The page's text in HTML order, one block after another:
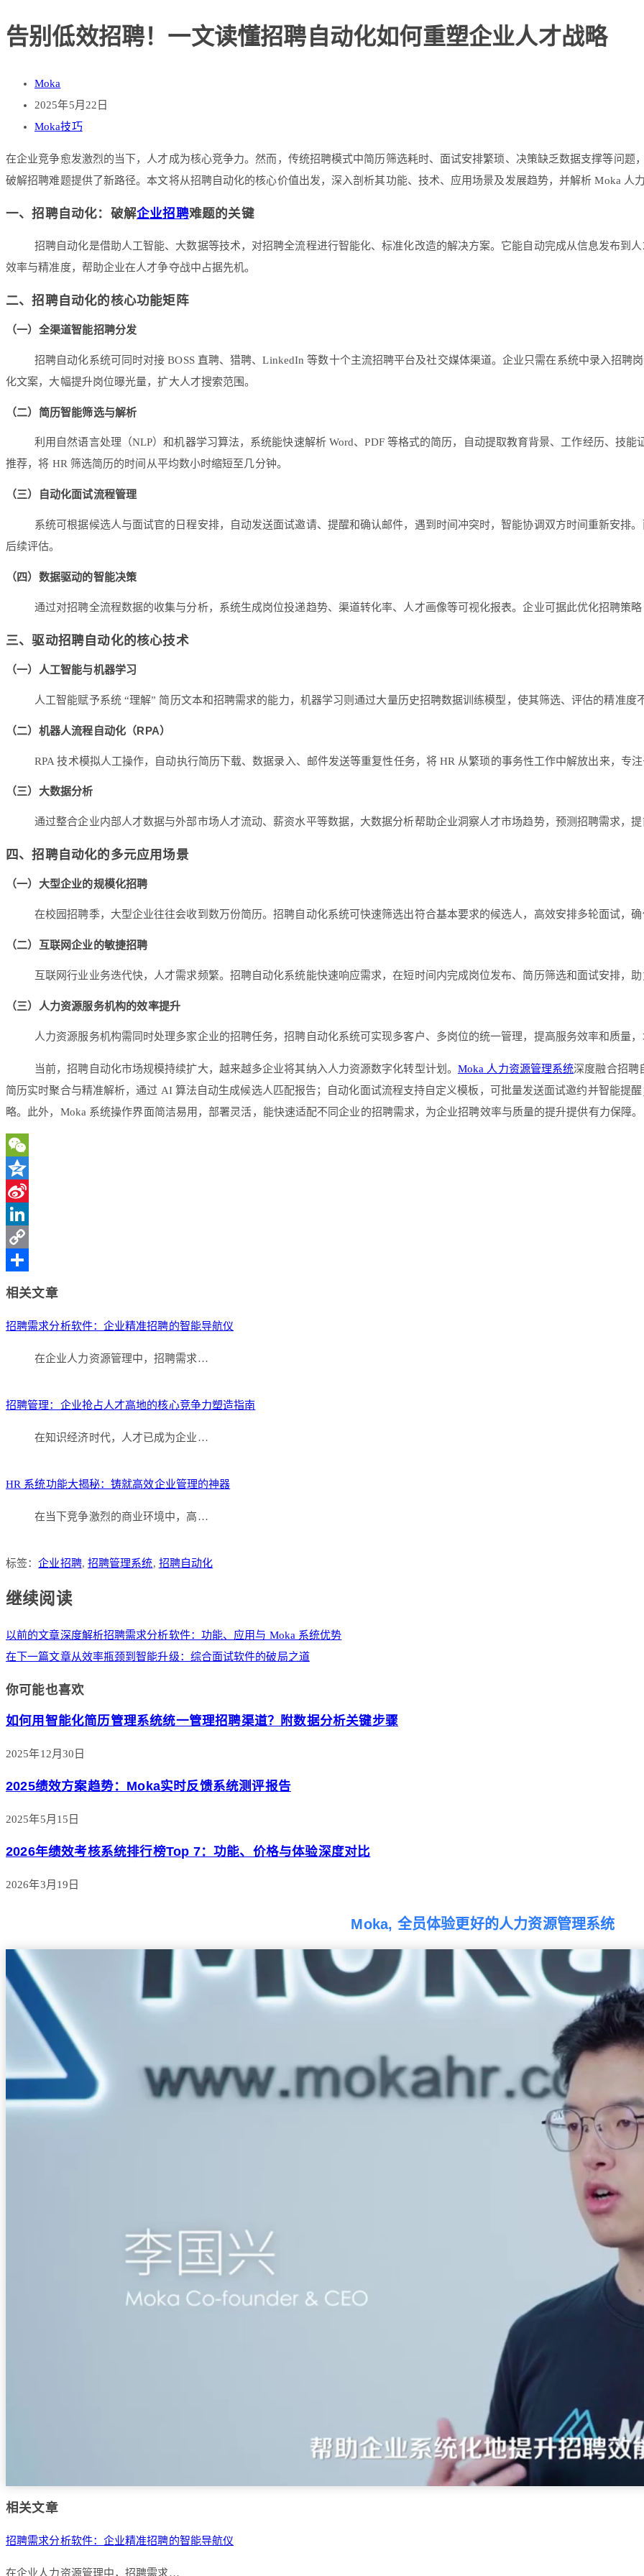
告别低效招聘！一文读懂招聘自动化如何重塑企业人才战略
Moka
2025年5月22日
Moka技巧
在企业竞争愈发激烈的当下，人才成为核心竞争力。然而，传统招聘模式中简历筛选耗时、面试安排繁琐、决策缺乏数据支撑等问题
破解招聘难题提供了新路径。本文将从招聘自动化的核心价值出发，深入剖析其功能、技术、应用场景及发展趋势，并解析 Moka 人
一、招聘自动化：破解企业招聘难题的关键
招聘自动化是借助人工智能、大数据等技术，对招聘全流程进行智能化、标准化改造的解决方案。它能自动完成从信息发布到
效率与精准度，帮助企业在人才争夺战中占据先机。
二、招聘自动化的核心功能矩阵
（一）全渠道智能招聘分发
招聘自动化系统可同时对接 BOSS 直聘、猎聘、LinkedIn 等数十个主流招聘平台及社交媒体渠道。企业只需在系统中录入招聘
化文案，大幅提升岗位曝光量，扩大人才搜索范围。
（二）简历智能筛选与解析
利用自然语言处理（NLP）和机器学习算法，系统能快速解析 Word、PDF 等格式的简历，自动提取教育背景、工作经历、技
推荐，将 HR 筛选简历的时间从平均数小时缩短至几分钟。
（三）自动化面试流程管理
系统可根据候选人与面试官的日程安排，自动发送面试邀请、提醒和确认邮件，遇到时间冲突时，智能协调双方时间重新安排
后续评估。
（四）数据驱动的智能决策
通过对招聘全流程数据的收集与分析，系统生成岗位投递趋势、渠道转化率、人才画像等可视化报表。企业可据此优化招聘策
三、驱动招聘自动化的核心技术
（一）人工智能与机器学习
人工智能赋予系统 “理解” 简历文本和招聘需求的能力，机器学习则通过大量历史招聘数据训练模型，使其筛选、评估的精准
（二）机器人流程自动化（RPA）
RPA 技术模拟人工操作，自动执行简历下载、数据录入、邮件发送等重复性任务，将 HR 从繁琐的事务性工作中解放出来，专
（三）大数据分析
通过整合企业内部人才数据与外部市场人才流动、薪资水平等数据，大数据分析帮助企业洞察人才市场趋势，预测招聘需求，
四、招聘自动化的多元应用场景
（一）大型企业的规模化招聘
在校园招聘季，大型企业往往会收到数万份简历。招聘自动化系统可快速筛选出符合基本要求的候选人，高效安排多轮面试，
（二）互联网企业的敏捷招聘
互联网行业业务迭代快，人才需求频繁。招聘自动化系统能快速响应需求，在短时间内完成岗位发布、简历筛选和面试安排，
（三）人力资源服务机构的效率提升
人力资源服务机构需同时处理多家企业的招聘任务，招聘自动化系统可实现多客户、多岗位的统一管理，提高服务效率和质量
当前，招聘自动化市场规模持续扩大，越来越多企业将其纳入人力资源数字化转型计划。 Moka 人力资源管理系统深度融合招聘
简历实时聚合与精准解析，通过 AI 算法自动生成候选人匹配报告；自动化面试流程支持自定义模板，可批量发送面试邀约并智能提
略。此外，Moka 系统操作界面简洁易用，部署灵活，能快速适配不同企业的招聘需求，为企业招聘效率与质量的提升提供有力保障。
WeChat
Qzone
Sina
Weibo
LinkedIn
Copy
相关文章
招聘需求分析软件：企业精准招聘的智能导航仪
在企业人力资源管理中，招聘需求…
招聘管理：企业抢占人才高地的核心竞争力塑造指南
在知识经济时代，人才已成为企业…
HR 系统功能大揭秘：铸就高效企业管理的神器
在当下竞争激烈的商业环境中，高…
标签：企业招聘, 招聘管理系统, 招聘自动化
继续阅读
以前的文章深度解析招聘需求分析软件：功能、应用与 Moka 系统优势
在下一篇文章从效率瓶颈到智能升级：综合面试软件的破局之道
你可能也喜欢
如何用智能化简历管理系统统一管理招聘渠道？附数据分析关键步骤
2025年12月30日
2025绩效方案趋势：Moka实时反馈系统测评报告
2025年5月15日
2026年绩效考核系统排行榜Top 7：功能、价格与体验深度对比
2026年3月19日
Moka, 全员体验更好的人力资源管理系统
相关文章
招聘需求分析软件：企业精准招聘的智能导航仪
在企业人力资源管理中，招聘需求…